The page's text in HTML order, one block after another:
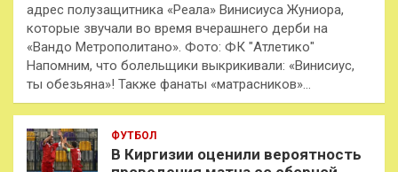
адрес полузащитника «Реала» Винисиуса Жуниора,
которые звучали во время вчерашнего дерби на
«Вандо Метрополитано». Фото: ФК "Атлетико"
Напомним, что болельщики выкрикивали: «Винисиус,
ты обезьяна»! Также фанаты «матрасников»…
ФУТБОЛ
В Киргизии оценили вероятность